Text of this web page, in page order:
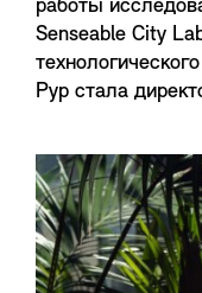
работы
Senseable City
Рур стала